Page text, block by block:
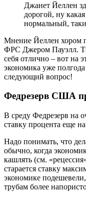
Джанет Йеллен
дорогой, ну
нормальный,
Мнение Йеллен хором
ФРС Джером Пауэлл.
себя отлично – вот на
экономика уже
следующий вопрос!
Федрезерв США
В среду Федрезерв на
ставку процента еще
Надо понимать, что
обычно, когда
кашлять (см.
старается ставку
экономике
трубам более